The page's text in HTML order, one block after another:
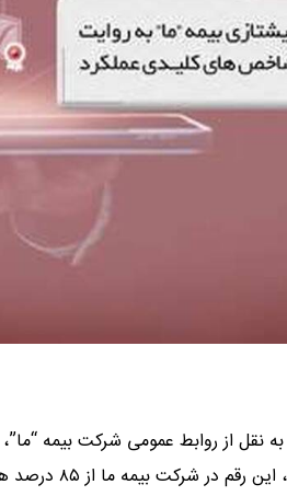
بیمه ما از ۸۵ درصد هم فراتر رفته است.